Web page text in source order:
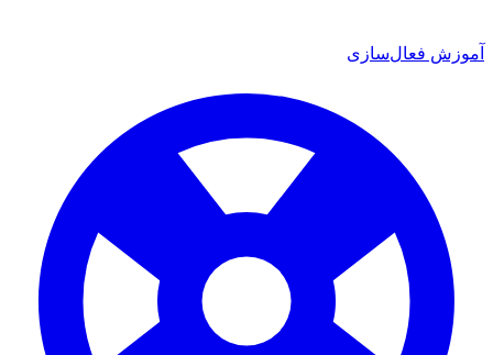
آموزش فعال‌سازی